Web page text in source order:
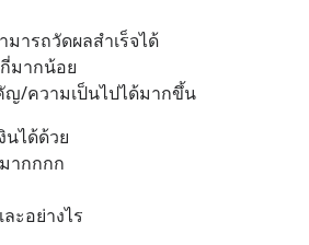
มารถวัดผลสำเร็จได้
มากน้อย
ญ/ความเป็นไปได้มากขึ้น
นได้ด้วย
ากกกก
ะอย่างไร